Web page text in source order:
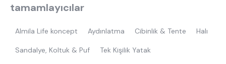
tamamlayıcılar
Almila Life koncept Aydınlatma Cibinlik & Tente Halı
Sandalye, Koltuk & Puf Tek Kişilik Yatak